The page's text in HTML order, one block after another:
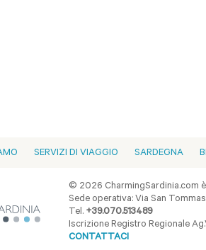
SERVIZI DI VIAGGIO SARDEGNA
© 2026 CharmingSardinia.com
Sede operativa: Via San
Tel. +39.070.513489
Iscrizione Registro Regionale
CONTATTACI